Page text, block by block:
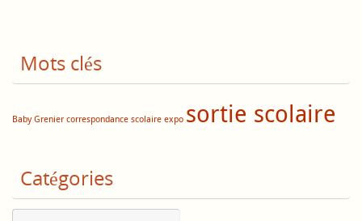
Mots clés
Baby Grenier correspondance scolaire expo sortie scolaire
Catégories